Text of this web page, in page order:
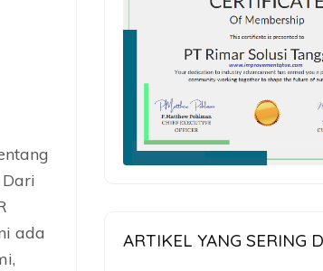
ada
ARTIKEL YANG SERING